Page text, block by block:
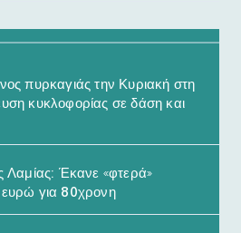
πυρκαγιάς την Κυριακή στη
κυκλοφορίας σε δάση και
Λαμίας: Έκανε «φτερά»
για 80χρονη